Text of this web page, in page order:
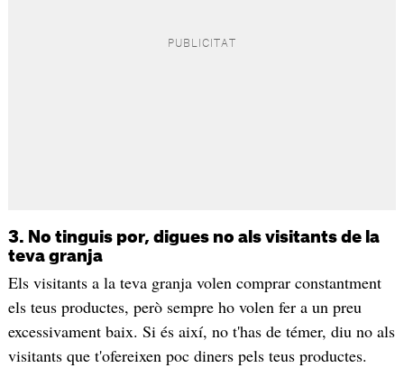
3. No tinguis por, digues no als visitants de la
teva granja
Els visitants a la teva granja volen comprar constantment
els teus productes, però sempre ho volen fer a un preu
excessivament baix. Si és així, no t'has de témer, diu no als
visitants que t'ofereixen poc diners pels teus productes.